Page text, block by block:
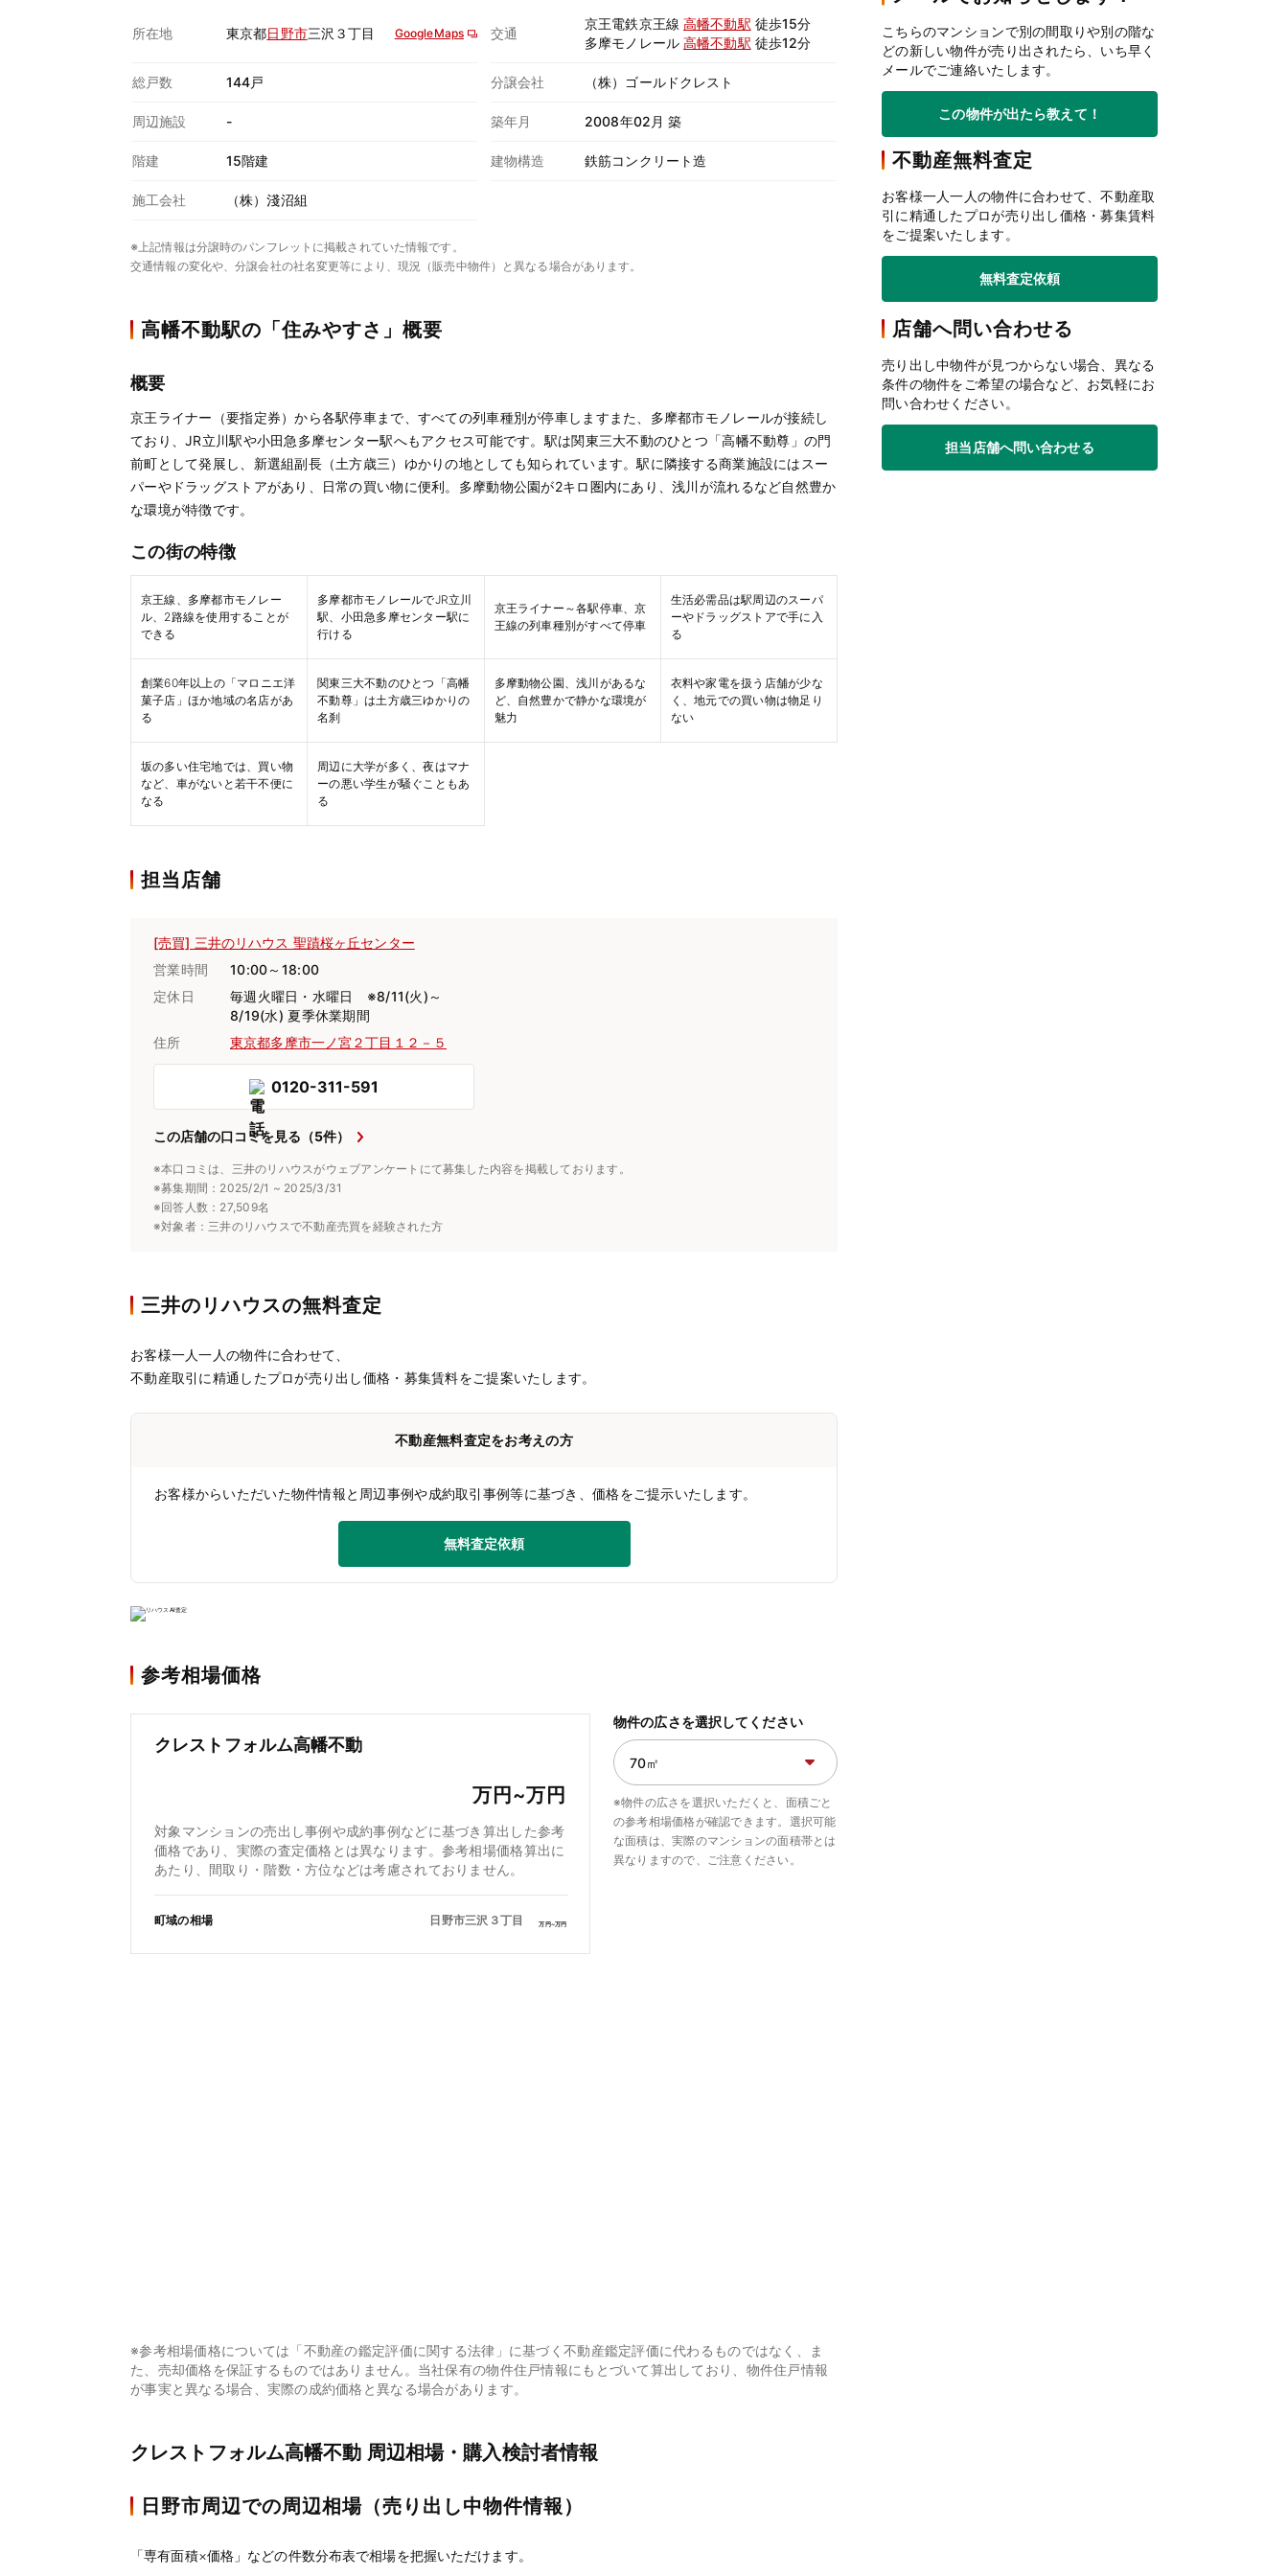
所在地 東京都日野市三沢３丁目 GoogleMaps 交通
京王電鉄京王線 高幡不動駅 徒歩15分
多摩モノレール 高幡不動駅 徒歩12分
総戸数 144戸 分譲会社 （株）ゴールドクレスト
周辺施設 - 築年月 2008年02月 築
階建 15階建 建物構造 鉄筋コンクリート造
施工会社 （株）淺沼組
※上記情報は分譲時のパンフレットに掲載されていた情報です。
交通情報の変化や、分譲会社の社名変更等により、現況（販売中物件）と異なる場合があります。
高幡不動駅の「住みやすさ」概要
概要
京王ライナー（要指定券）から各駅停車まで、すべての列車種別が停車しますまた、多摩都市モノレールが接続し
ており、JR立川駅や小田急多摩センター駅へもアクセス可能です。駅は関東三大不動のひとつ「高幡不動尊」の門
前町として発展し、新選組副長（土方歳三）ゆかりの地としても知られています。駅に隣接する商業施設にはスー
パーやドラッグストアがあり、日常の買い物に便利。多摩動物公園が2キロ圏内にあり、浅川が流れるなど自然豊か
な環境が特徴です。
この街の特徴
京王線、多摩都市モノレー
ル、2路線を使用することが
できる
多摩都市モノレールでJR立川
駅、小田急多摩センター駅に
行ける
京王ライナー～各駅停車、京
王線の列車種別がすべて停車
生活必需品は駅周辺のスーパ
ーやドラッグストアで手に入
る
創業60年以上の「マロニエ洋
菓子店」ほか地域の名店があ
る
関東三大不動のひとつ「高幡
不動尊」は土方歳三ゆかりの
名刹
多摩動物公園、浅川があるな
ど、自然豊かで静かな環境が
魅力
衣料や家電を扱う店舗が少な
く、地元での買い物は物足り
ない
坂の多い住宅地では、買い物
など、車がないと若干不便に
なる
周辺に大学が多く、夜はマナ
ーの悪い学生が騒ぐこともあ
る
担当店舗
[売買] 三井のリハウス 聖蹟桜ヶ丘センター
営業時間
10:00～18:00
定休日
毎週火曜日・水曜日 ※8/11(火)～
8/19(水) 夏季休業期間
住所
東京都多摩市一ノ宮２丁目１２－５
0120-311-591
この店舗の口コミを見る（5件）
※本口コミは、三井のリハウスがウェブアンケートにて募集した内容を掲載しております。
※募集期間：2025/2/1 ~ 2025/3/31
※回答人数：27,509名
※対象者：三井のリハウスで不動産売買を経験された方
三井のリハウスの無料査定
お客様一人一人の物件に合わせて、
不動産取引に精通したプロが売り出し価格・募集賃料をご提案いたします。
不動産無料査定をお考えの方
お客様からいただいた物件情報と周辺事例や成約取引事例等に基づき、価格をご提示いたします。
無料査定依頼
参考相場価格
クレストフォルム高幡不動
万円~万円
対象マンションの売出し事例や成約事例などに基づき算出した参考
価格であり、実際の査定価格とは異なります。参考相場価格算出に
あたり、間取り・階数・方位などは考慮されておりません。
町域の相場 日野市三沢３丁目 万円~万円
物件の広さを選択してください
※物件の広さを選択いただくと、面積ごと
の参考相場価格が確認できます。選択可能
な面積は、実際のマンションの面積帯とは
異なりますので、ご注意ください。
※参考相場価格については「不動産の鑑定評価に関する法律」に基づく不動産鑑定評価に代わるものではなく、ま
た、売却価格を保証するものではありません。当社保有の物件住戸情報にもとづいて算出しており、物件住戸情報
が事実と異なる場合、実際の成約価格と異なる場合があります。
クレストフォルム高幡不動 周辺相場・購入検討者情報
日野市周辺での周辺相場（売り出し中物件情報）
「専有面積×価格」などの件数分布表で相場を把握いただけます。
こちらのマンションで別の間取りや別の階な
どの新しい物件が売り出されたら、いち早く
メールでご連絡いたします。
この物件が出たら教えて！
不動産無料査定
お客様一人一人の物件に合わせて、不動産取
引に精通したプロが売り出し価格・募集賃料
をご提案いたします。
無料査定依頼
店舗へ問い合わせる
売り出し中物件が見つからない場合、異なる
条件の物件をご希望の場合など、お気軽にお
問い合わせください。
担当店舗へ問い合わせる